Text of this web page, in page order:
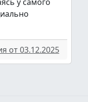
от 03.12.2025